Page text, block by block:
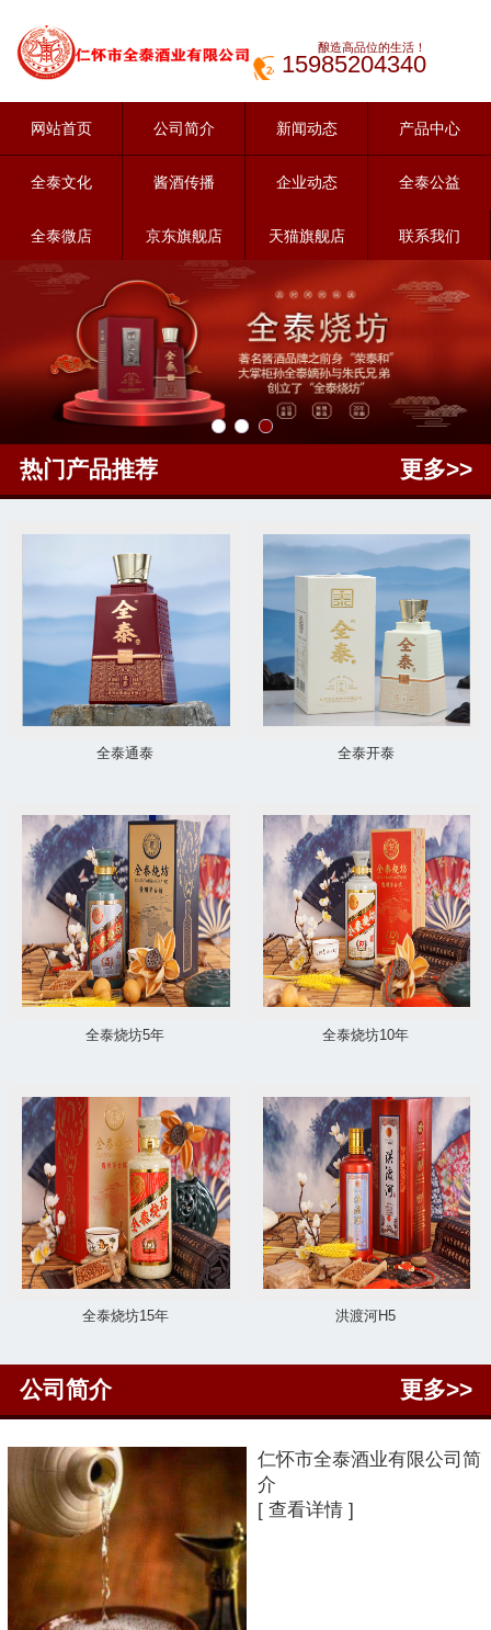
酿造高品位的生活！
15985204340
网站首页 公司简介 新闻动态 产品中心
全泰文化 酱酒传播 企业动态 全泰公益
全泰微店 京东旗舰店 天猫旗舰店 联系我们
热门产品推荐 更多>>
全泰通泰 全泰开泰
全泰烧坊5年 全泰烧坊10年
全泰烧坊15年 洪渡河H5
公司简介 更多>>
仁怀市全泰酒业有限公司简
介
[ 查看详情 ]